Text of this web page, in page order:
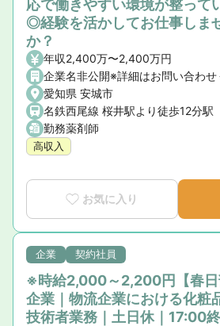
応で働きやすい環境が整って
◎経験を活かしてお仕事しま
か？
年収2,400万〜2,400万円
企業名非公開※詳細はお問い合わせ
愛知県 安城市
名鉄西尾線 桜井駅より徒歩12分駅
勤務薬剤師
高収入
お気に入り
企業 契約社員
※時給2,000～2,200円【春日
企業｜物流企業における化粧
技術者業務｜土日休｜17:00